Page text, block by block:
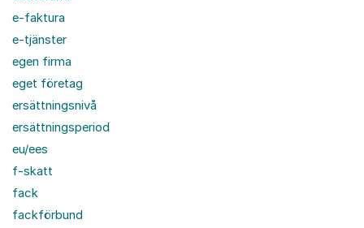
e-faktura
e-tjänster
egen firma
eget företag
ersättningsnivå
ersättningsperiod
eu/ees
f-skatt
fack
fackförbund